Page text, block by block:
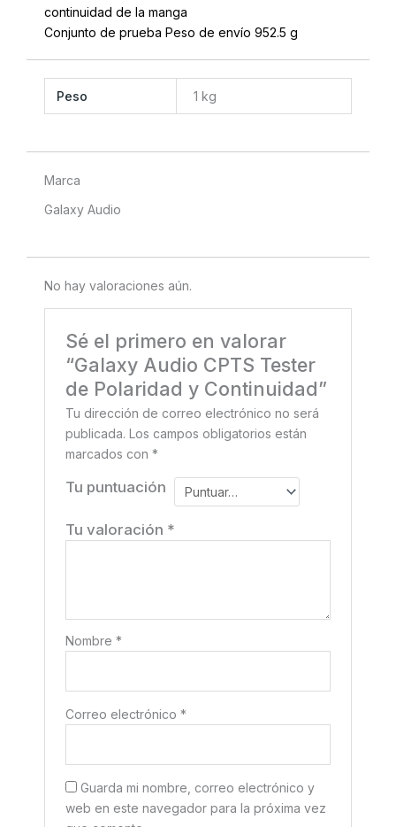
continuidad de la manga
Conjunto de prueba Peso de envío 952.5 g
Peso 1 kg
Marca
Galaxy Audio
No hay valoraciones aún.
Sé el primero en valorar
“Galaxy Audio CPTS Tester
de Polaridad y Continuidad”
Tu dirección de correo electrónico no será
publicada. Los campos obligatorios están
marcados con*
Tu puntuación
Tu valoración *
Nombre*
Correo electrónico*
Guarda mi nombre, correo electrónico y
web en este navegador para la próxima vez